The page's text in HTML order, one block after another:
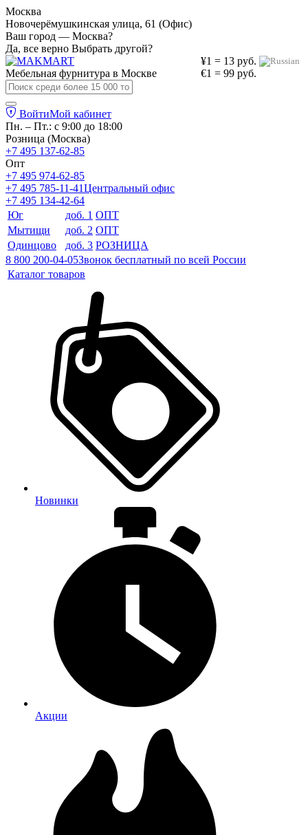
Москва
Новочерёмушкинская улица, 61 (Офис)
Ваш город — Москва?
Да, все верно Выбрать другой?
¥1 = 13 руб.
€1 = 99 руб.
Мебельная фурнитура в Москве
ВойтиМой кабинет
Пн. – Пт.: с 9:00 до 18:00
Розница (Москва)
+7 495 137-62-85
Опт
+7 495 974-62-85
+7 495 785-11-41Центральный офис
+7 495 134-42-64
Юг
доб. 1 ОПТ
Мытищи
доб. 2 ОПТ
Одинцово
доб. 3 РОЗНИЦА
8 800 200-04-05Звонок бесплатный по всей России
Каталог товаров
Новинки
Акции